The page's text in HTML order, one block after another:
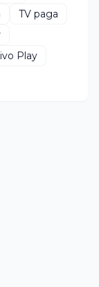
TV paga
Play